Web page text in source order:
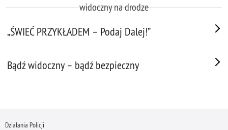
widoczny na drodze
„ŚWIEĆ PRZYKŁADEM – Podaj Dalej!”
Bądź widoczny – bądź bezpieczny
Działania Policji